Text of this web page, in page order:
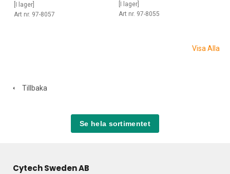
[I lager]
Art nr. 97-8057
[I lager]
Art nr. 97-8055
Visa Alla
Tillbaka
Se hela sortimentet
Cytech Sweden AB